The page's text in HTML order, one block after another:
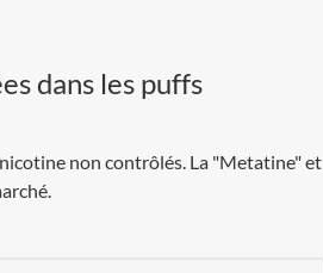
dans les puffs
non contrôlés. La "Metatine" et